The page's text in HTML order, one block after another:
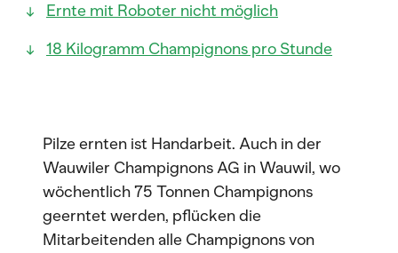
Ernte mit Roboter nicht möglich
18 Kilogramm Champignons pro Stunde
Pilze ernten ist Handarbeit. Auch in der
Wauwiler Champignons AG in Wauwil, wo
wöchentlich 75 Tonnen Champignons
geerntet werden, pflücken die
Mitarbeitenden alle Champignons von